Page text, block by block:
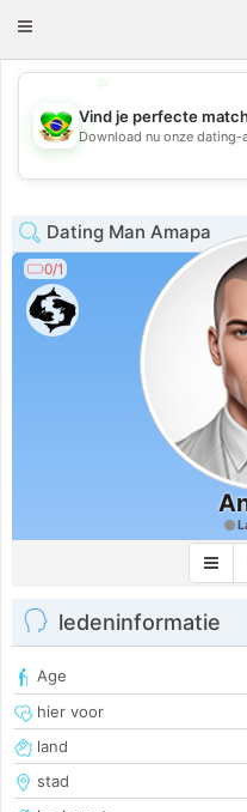
Toggle
💖
💕
Vind je perfecte
Download nu onze dating-
Dating Man Amapa
0/1
ledeninformatie
Age
hier voor
land
stad